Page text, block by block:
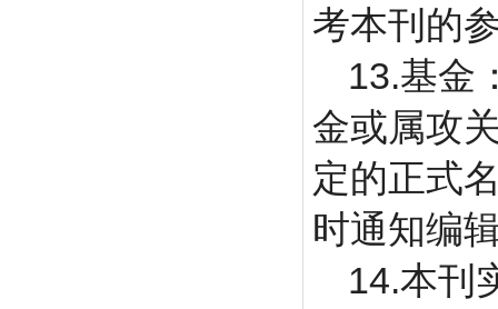
考本刊的
13.基金
金或属攻
定的正式
时通知编
14.本刊